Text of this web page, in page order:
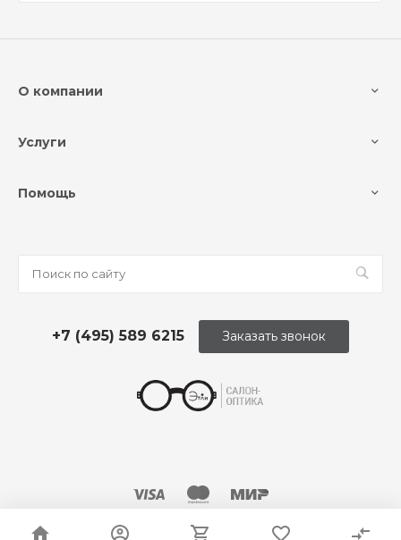
О компании
Услуги
Помощь
+7 (495) 589 6215 Заказать звонок